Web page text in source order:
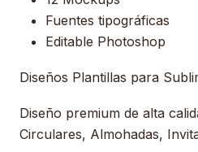
Fuentes tipográficas
Editable Photoshop
Diseños Plantillas para
Diseño premium de alta
Circulares, Almohadas,